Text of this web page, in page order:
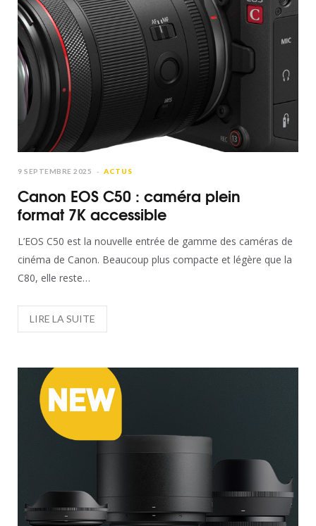
9 SEPTEMBRE 2025 ACTUS
Canon EOS C50 : caméra plein
format 7K accessible
L’EOS C50 est la nouvelle entrée de gamme des caméras de
cinéma de Canon. Beaucoup plus compacte et légère que la
C80, elle reste…